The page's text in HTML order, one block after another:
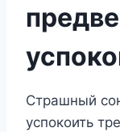
Страшный
успокоить